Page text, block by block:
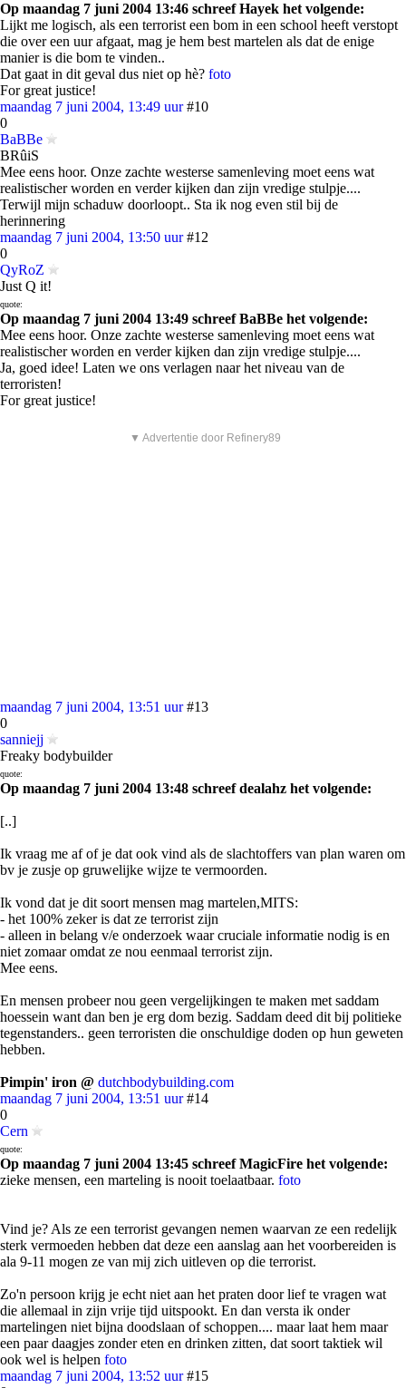
Op maandag 7 juni 2004 13:46 schreef Hayek het volgende:
Lijkt me logisch, als een terrorist een bom in een school heeft verstopt
die over een uur afgaat, mag je hem best martelen als dat de enige
manier is die bom te vinden..
Dat gaat in dit geval dus niet op hè? foto
For great justice!
maandag 7 juni 2004, 13:49 uur #10
0
BaBBe
BRûiS
Mee eens hoor. Onze zachte westerse samenleving moet eens wat
realistischer worden en verder kijken dan zijn vredige stulpje....
Terwijl mijn schaduw doorloopt.. Sta ik nog even stil bij de
herinnering
maandag 7 juni 2004, 13:50 uur #12
0
QyRoZ
Just Q it!
quote:
Op maandag 7 juni 2004 13:49 schreef BaBBe het volgende:
Mee eens hoor. Onze zachte westerse samenleving moet eens wat
realistischer worden en verder kijken dan zijn vredige stulpje....
Ja, goed idee! Laten we ons verlagen naar het niveau van de
terroristen!
For great justice!
▼ Advertentie door Refinery89
maandag 7 juni 2004, 13:51 uur #13
0
sanniejj
Freaky bodybuilder
quote:
Op maandag 7 juni 2004 13:48 schreef dealahz het volgende:
[..]
Ik vraag me af of je dat ook vind als de slachtoffers van plan waren om
bv je zusje op gruwelijke wijze te vermoorden.
Ik vond dat je dit soort mensen mag martelen,MITS:
- het 100% zeker is dat ze terrorist zijn
- alleen in belang v/e onderzoek waar cruciale informatie nodig is en
niet zomaar omdat ze nou eenmaal terrorist zijn.
Mee eens.
En mensen probeer nou geen vergelijkingen te maken met saddam
hoessein want dan ben je erg dom bezig. Saddam deed dit bij politieke
tegenstanders.. geen terroristen die onschuldige doden op hun geweten
hebben.
Pimpin' iron @ dutchbodybuilding.com
maandag 7 juni 2004, 13:51 uur #14
0
Cern
quote:
Op maandag 7 juni 2004 13:45 schreef MagicFire het volgende:
zieke mensen, een marteling is nooit toelaatbaar. foto
Vind je? Als ze een terrorist gevangen nemen waarvan ze een redelijk
sterk vermoeden hebben dat deze een aanslag aan het voorbereiden is
ala 9-11 mogen ze van mij zich uitleven op die terrorist.
Zo'n persoon krijg je echt niet aan het praten door lief te vragen wat
die allemaal in zijn vrije tijd uitspookt. En dan versta ik onder
martelingen niet bijna doodslaan of schoppen.... maar laat hem maar
een paar daagjes zonder eten en drinken zitten, dat soort taktiek wil
ook wel is helpen foto
maandag 7 juni 2004, 13:52 uur #15